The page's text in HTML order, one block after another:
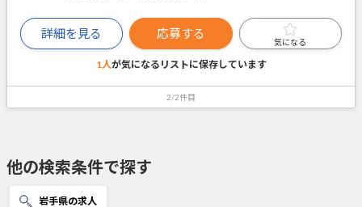
詳細を見る 応募する
気になる
1人が気になるリストに保存しています
2/2件目
他の検索条件で探す
岩手県の求人